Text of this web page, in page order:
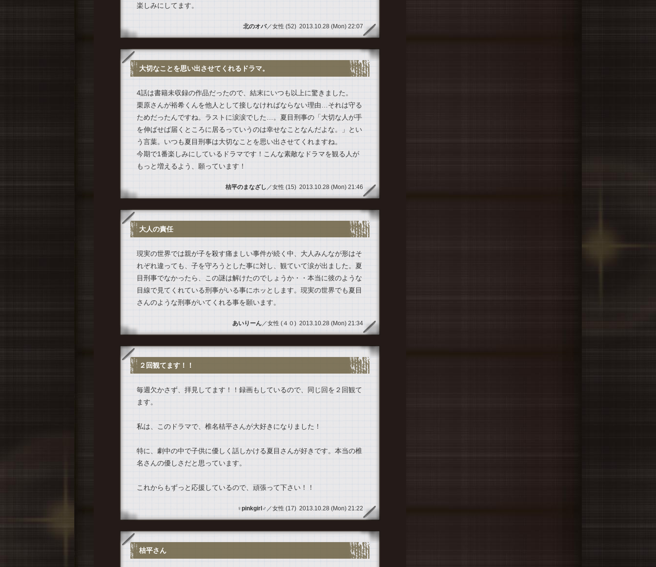
楽しみにしてます。
北のオバ／女性 (52) 2013.10.28 (Mon) 22:07
大切なことを思い出させてくれるドラマ。
4話は書籍未収録の作品だったので、結末にいつも以上に驚きました。
栗原さんが裕希くんを他人として接しなければならない理由…それは守る
ためだったんですね。ラストに涙涙でした…。夏目刑事の「大切な人が手
を伸ばせば届くところに居るっていうのは幸せなことなんだよな。」とい
う言葉。いつも夏目刑事は大切なことを思い出させてくれますね。
今期で1番楽しみにしているドラマです！こんな素敵なドラマを観る人が
もっと増えるよう、願っています！
桔平のまなざし ／女性 (15) 2013.10.28 (Mon) 21:46
大人の責任
現実の世界では親が子を殺す痛ましい事件が続く中、大人みんなが形はそ
れぞれ違っても、子を守ろうとした事に対し、観ていて涙が出ました。夏
目刑事でなかったら、この謎は解けたのでしょうか・・本当に彼のような
目線で見てくれている刑事がいる事にホッとします。現実の世界でも夏目
さんのような刑事がいてくれる事を願います。
あいりーん／女性 (４０) 2013.10.28 (Mon) 21:34
２回観てます！！
毎週欠かさず、拝見してます！！録画もしているので、同じ回を２回観て
ます。
私は、このドラマで、椎名桔平さんが大好きになりました！
特に、劇中の中で子供に優しく話しかける夏目さんが好きです。本当の椎
名さんの優しさだと思っています。
これからもずっと応援しているので、頑張って下さい！！
♀pinkgirl♂ ／女性 (17) 2013.10.28 (Mon) 21:22
桔平さん